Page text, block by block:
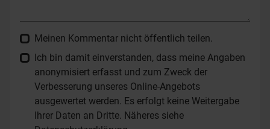
Meinen Kommentar nicht öffentlich teilen.
Ich bin damit einverstanden, dass meine Angaben
anonymisiert erfasst und zum Zweck der
Verbesserung unseres Online-Angebots
ausgewertet werden. Es erfolgt keine Weitergabe
Ihrer Daten an Dritte. Näheres siehe